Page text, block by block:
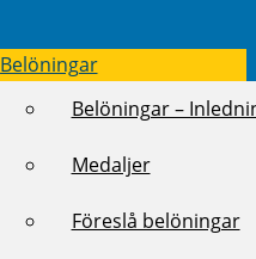
Belöningar
Belöningar –
Medaljer
Föreslå belöningar